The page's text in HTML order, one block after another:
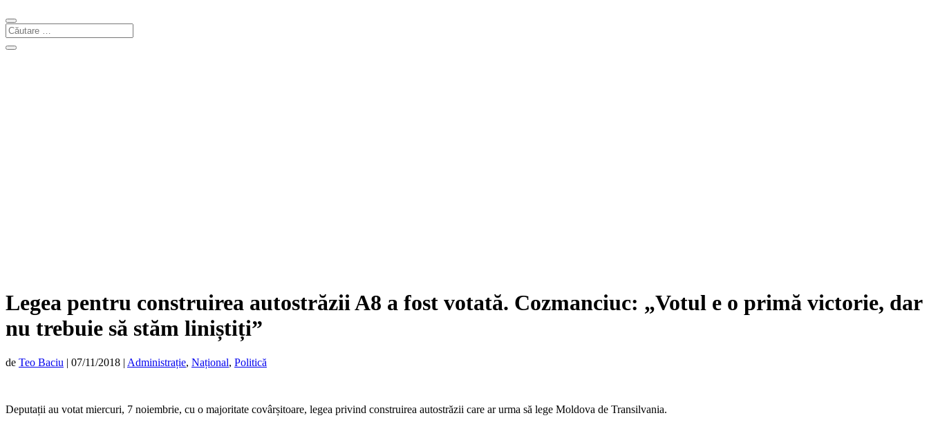
Legea pentru construirea autostrăzii A8 a fost votată. Cozmanciuc: „Votul e o primă victorie, dar
nu trebuie să stăm liniștiți”
de Teo Baciu | 07/11/2018 | Administrație, Național, Politică
Deputații au votat miercuri, 7 noiembrie, cu o majoritate covârșitoare, legea privind construirea autostrăzii care ar urma să lege Moldova de Transilvania.